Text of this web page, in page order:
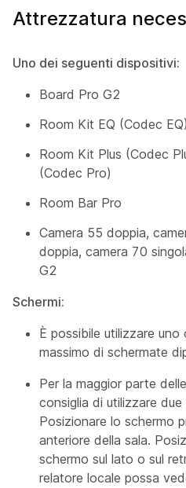
Attrezzatura
Uno dei seguenti dispositivi:
Board Pro G2
Room Kit EQ (Codec
Room Kit Plus (Codec
(Codec Pro)
Room Bar Pro
Camera 55 doppia,
doppia, camera 70
G2
Schermi:
È possibile utilizzare uno
massimo di schermate
Per la maggior parte
consiglia di utilizzare due
Posizionare lo schermo
anteriore della sala.
schermo sul lato o sul
relatore locale possa